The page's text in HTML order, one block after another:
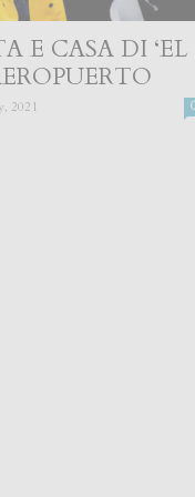
E CASA DI ‘EL
2021 0